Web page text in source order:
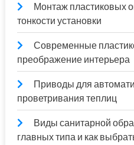
Монтаж пластиковых
тонкости установки
Современные
преображение интерьера
Приводы для
проветривания теплиц
Виды санитарной
главных типа и как